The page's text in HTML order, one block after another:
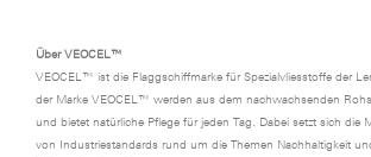
Über VEOCEL™
VEOCEL™ ist die Flaggschiffmarke für Spezialvliesstoffe der
der Marke VEOCEL™ werden aus dem nachwachsenden
und bietet natürliche Pflege für jeden Tag. Dabei setzt sich die
von Industriestandards rund um die Themen Nachhaltigkeit